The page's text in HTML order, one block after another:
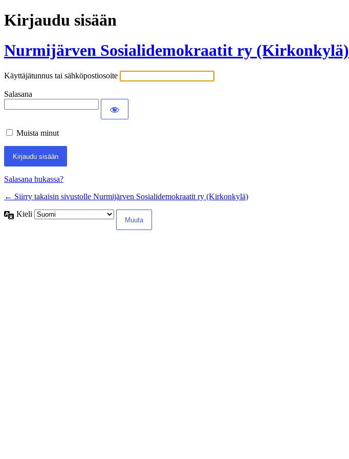
Kirjaudu sisään
Nurmijärven Sosialidemokraatit ry (Kirkonkylä)
Käyttäjätunnus tai sähköpostiosoite
Salasana
Muista minut
Salasana hukassa?
← Siirry takaisin sivustolle Nurmijärven Sosialidemokraatit ry (Kirkonkylä)
Kieli